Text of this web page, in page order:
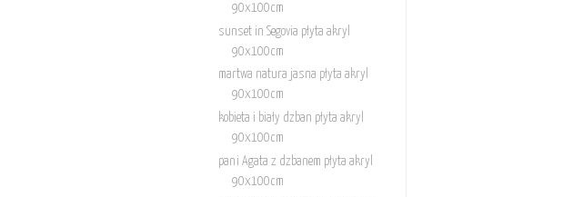
90x100cm
sunset in Segovia płyta akryl
90x100cm
martwa natura jasna płyta akryl
90x100cm
kobieta i biały dzban płyta akryl
90x100cm
pani Agata z dzbanem płyta akryl
90x100cm